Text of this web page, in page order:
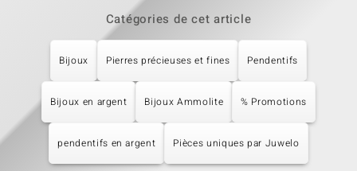
Catégories de cet article
Bijoux Pierres précieuses et fines Pendentifs
Bijoux en argent Bijoux Ammolite % Promotions
pendentifs en argent Pièces uniques par Juwelo